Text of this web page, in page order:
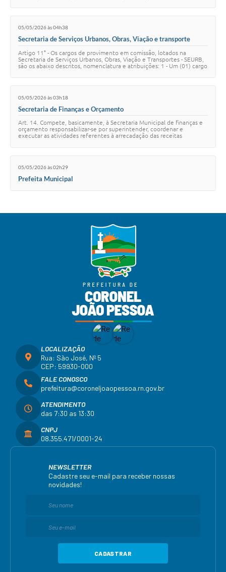
05/05/2026 às 04h38
Secretaria de Serviços Urbanos, Obras, Viação e transporte
Artigo 11° - Os cargos de provimento em comissão, lotados na
Secretaria de Serviços Urbanos, Obras, Viação e Transportes - SEURB,
são os abaixo descritos, nomenclatura e atribuições: 1 - Um (01) cargo
05/05/2026 às 03h18
Secretaria de Finanças e Orçamento
Art. 14. Compete, basicamente, à Secretaria Municipal de finanças e
orçamento responsabilizar-se por superintender, coordenar e
executar as atividades referentes à arrecadação das receitas
05/05/2026 às 02h29
Prefeita Municipal
LOCALIZAÇÃO
Rua: São José, Nº 5
CEP: 59930-000
FALE CONOSCO
prefeitura@coroneljoaopessoa.rn.gov.br
ATENDIMENTO
das 7:30 as 13:30
CNPJ
08.355.471/0001-24
NEWSLETTER
Cadastre seu e-mail para receber nossas
novidades!
CADASTRAR